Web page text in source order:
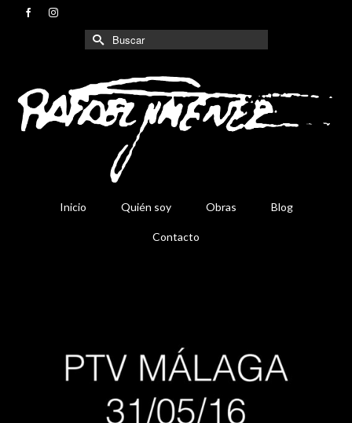
Buscar
por:
Inicio Quién soy Obras Blog
Contacto